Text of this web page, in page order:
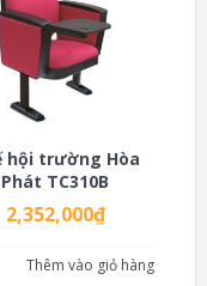
hội trường Hòa
Phát TC310B
2,352,000₫
Thêm vào giỏ hàng